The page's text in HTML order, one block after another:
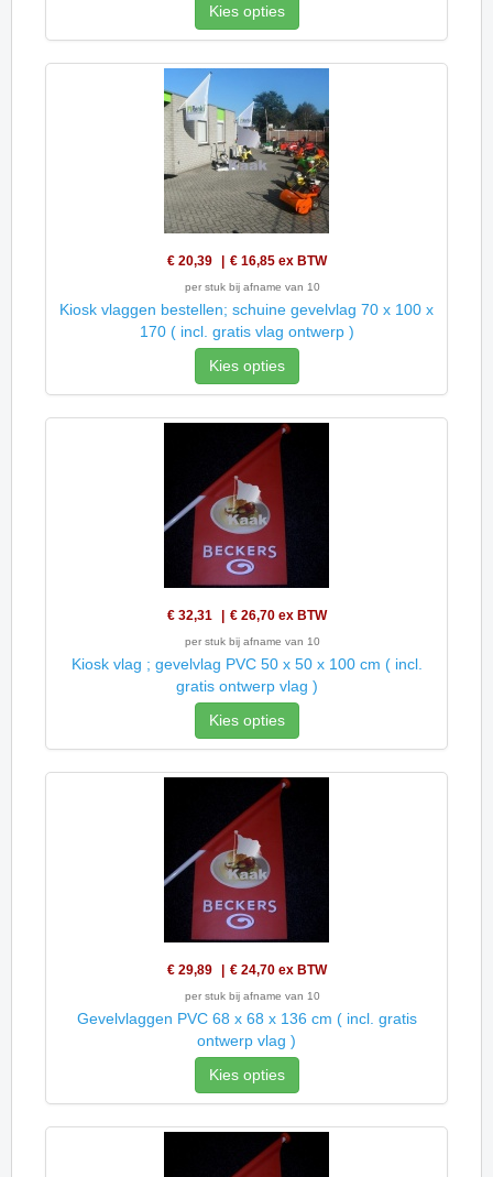
Kies opties
€ 20,39 € 16,85 ex BTW
per stuk bij afname van 10
Kiosk vlaggen bestellen; schuine gevelvlag 70 x 100 x
170 ( incl. gratis vlag ontwerp )
Kies opties
€ 32,31 € 26,70 ex BTW
per stuk bij afname van 10
Kiosk vlag ; gevelvlag PVC 50 x 50 x 100 cm ( incl.
gratis ontwerp vlag )
Kies opties
€ 29,89 € 24,70 ex BTW
per stuk bij afname van 10
Gevelvlaggen PVC 68 x 68 x 136 cm ( incl. gratis
ontwerp vlag )
Kies opties